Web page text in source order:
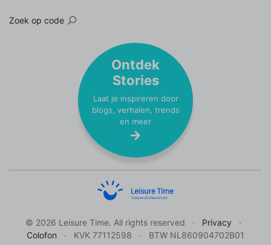
Zoek op code
Ontdek
Stories
Laat je inspireren door
blogs, verhalen, trends
en meer
© 2026 Leisure Time. All rights reserved
Privacy
Colofon
KVK 77112598 BTW NL860904702B01